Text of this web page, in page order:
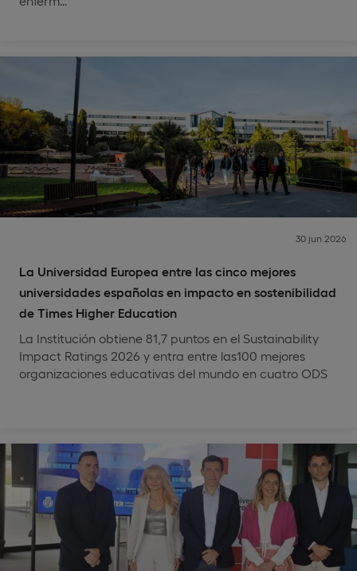
La Universidad Europea entre las cinco mejores
universidades españolas en impacto en sostenibilidad
de Times Higher Education
30 jun 2026
La Institución obtiene 81,7 puntos en el Sustainability
Impact Ratings 2026 y entra entre las100 mejores
organizaciones educativas del mundo en cuatro ODS